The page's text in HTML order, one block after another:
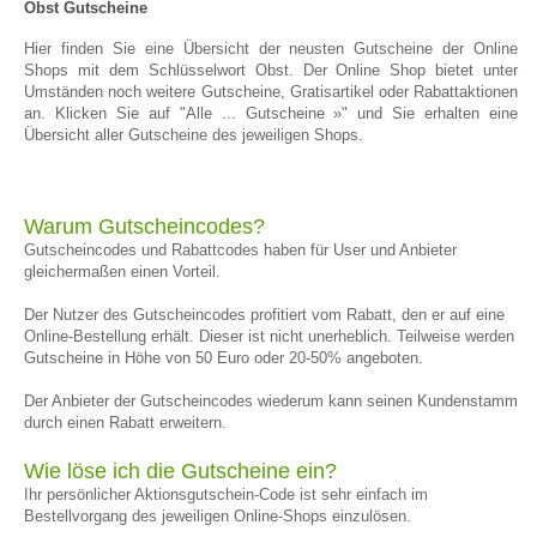
Obst Gutscheine
Hier finden Sie eine Übersicht der neusten Gutscheine der Online
Shops mit dem Schlüsselwort Obst. Der Online Shop bietet unter
Umständen noch weitere Gutscheine, Gratisartikel oder Rabattaktionen
an. Klicken Sie auf "Alle ... Gutscheine »" und Sie erhalten eine
Übersicht aller Gutscheine des jeweiligen Shops.
Warum Gutscheincodes?
Gutscheincodes und Rabattcodes haben für User und Anbieter
gleichermaßen einen Vorteil.
Der Nutzer des Gutscheincodes profitiert vom Rabatt, den er auf eine
Online-Bestellung erhält. Dieser ist nicht unerheblich. Teilweise werden
Gutscheine in Höhe von 50 Euro oder 20-50% angeboten.
Der Anbieter der Gutscheincodes wiederum kann seinen Kundenstamm
durch einen Rabatt erweitern.
Wie löse ich die Gutscheine ein?
Ihr persönlicher Aktionsgutschein-Code ist sehr einfach im
Bestellvorgang des jeweiligen Online-Shops einzulösen.